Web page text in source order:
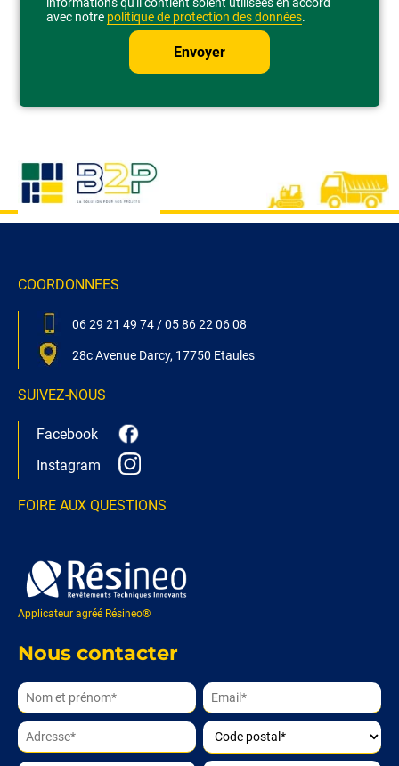
avec notre politique de protection des données.
COORDONNEES
06 29 21 49 74 /05 86 22 06 08
28c Avenue Darcy, 17750 Etaules
SUIVEZ-NOUS
Facebook
Instagram
FOIRE AUX QUESTIONS
Applicateur agréé Résineo®
Nous contacter